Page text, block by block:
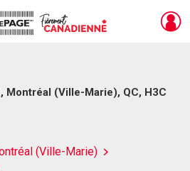
Montréal (Ville-Marie), QC, H3C
(Ville-Marie)